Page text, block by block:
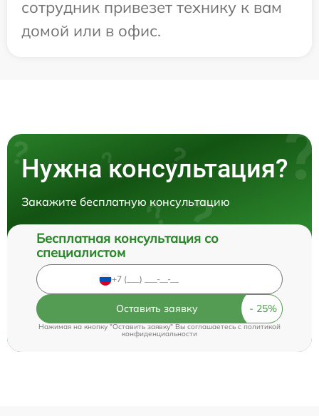
сотрудник привезет технику к вам
домой или в офис.
Нужна консультация?
Закажите бесплатную консультацию
Бесплатная консультация со
специалистом
Оставить заявку
Нажимая на кнопку "Оставить заявку" Вы соглашаетесь cполитикой
конфиденциальности